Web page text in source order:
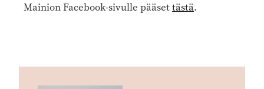
Mainion Facebook-sivulle pääsettästä.